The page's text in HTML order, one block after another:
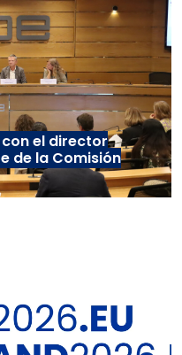
con el director
de la Comisión